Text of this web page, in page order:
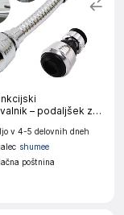
– podaljšek za
v 4-5 delovnih dneh
shumee
poštnina